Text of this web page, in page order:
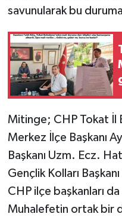
savunularak bu
Mitinge; CHP Tokat İl
Merkez İlçe Başkanı
Başkanı Uzm. Ecz.
Gençlik Kolları
CHP ilçe başkanları
Muhalefetin ortak bir